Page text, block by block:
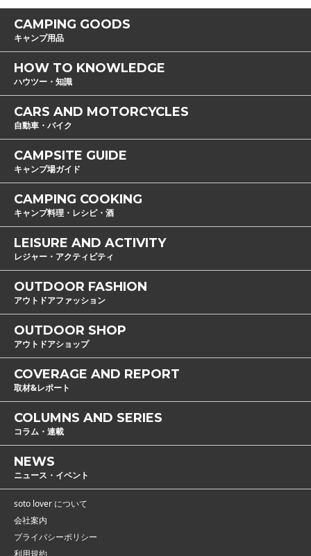
CAMPING GOODS
キャンプ用品
HOW TO KNOWLEDGE
ハウツー・知識
CARS AND MOTORCYCLES
自動車・バイク
CAMPSITE GUIDE
キャンプ場ガイド
CAMPING COOKING
キャンプ料理・レシピ・酒
LEISURE AND ACTIVITY
レジャー・アクティビティ
OUTDOOR FASHION
アウトドアファッション
OUTDOOR SHOP
アウトドアショップ
COVERAGE AND REPORT
取材&レポート
COLUMNS AND SERIES
コラム・連載
NEWS
ニュース・イベント
soto lover について
会社案内
プライバシーポリシー
利用規約